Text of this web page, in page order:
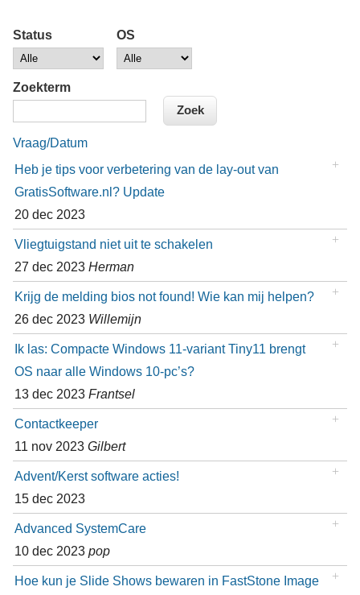
Status OS
Zoekterm
Vraag/Datum
Heb je tips voor verbetering van de lay-out van
GratisSoftware.nl? Update
20 dec 2023
Vliegtuigstand niet uit te schakelen
27 dec 2023 Herman
Krijg de melding bios not found! Wie kan mij helpen?
26 dec 2023 Willemijn
Ik las: Compacte Windows 11-variant Tiny11 brengt
OS naar alle Windows 10-pc’s?
13 dec 2023 Frantsel
Contactkeeper
11 nov 2023 Gilbert
Advent/Kerst software acties!
15 dec 2023
Advanced SystemCare
10 dec 2023 pop
Hoe kun je Slide Shows bewaren in FastStone Image